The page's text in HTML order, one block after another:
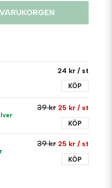
24 kr / st
KÖP
39 kr 25 kr / st
KÖP
39 kr 25 kr / st
KÖP